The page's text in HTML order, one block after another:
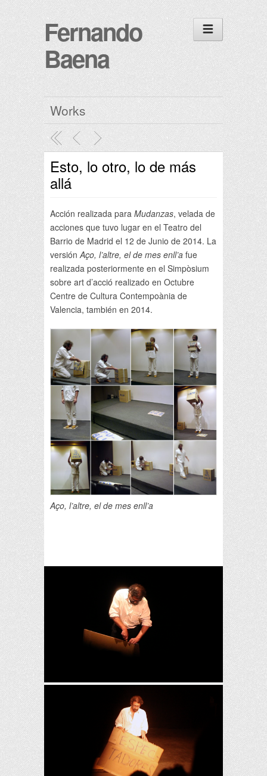
Fernando
Baena
Works
Esto, lo otro, lo de más
allá
Acción realizada para Mudanzas, velada de
acciones que tuvo lugar en el Teatro del
Barrio de Madrid el 12 de Junio de 2014. La
versiónAço, l’altre, el de mes enll’a fue
realizada posteriormente en el Simpòsium
sobre art d’acció realizado en Octubre
Centre de Cultura Contempoània de
Valencia, también en 2014.
Aço, l’altre, el de mes enll’a